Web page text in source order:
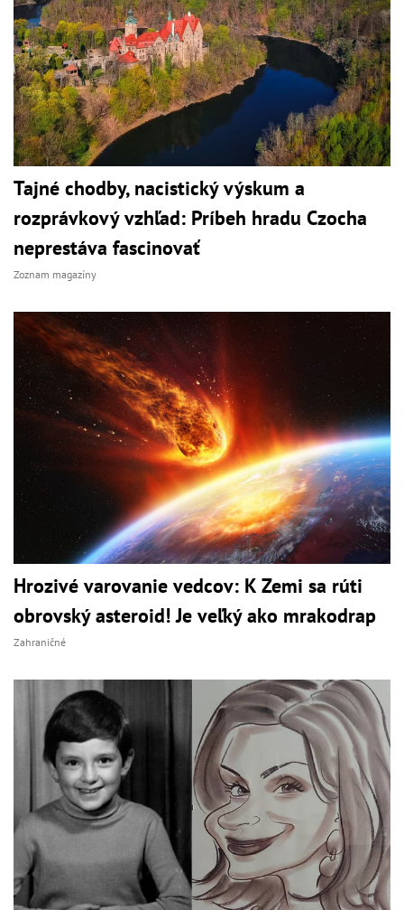
Tajné chodby, nacistický výskum a
rozprávkový vzhľad: Príbeh hradu Czocha
neprestáva fascinovať
Zoznam magazíny
Hrozivé varovanie vedcov: K Zemi sa rúti
obrovský asteroid! Je veľký ako mrakodrap
Zahraničné